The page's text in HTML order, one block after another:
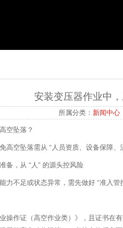
安装变压器作业中
所属分类： 新闻中心
空坠落？
高空坠落需从 “人员资质、设备保障
备，从 “人” 的源头控风险
力不足或状态异常，需先做好 “准入管
操作证（高空作业类）》，且证书在